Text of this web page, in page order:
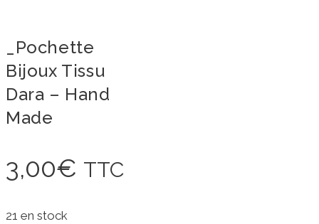
_Pochette
Bijoux Tissu
Dara – Hand
Made
3,00€ TTC
21 en stock